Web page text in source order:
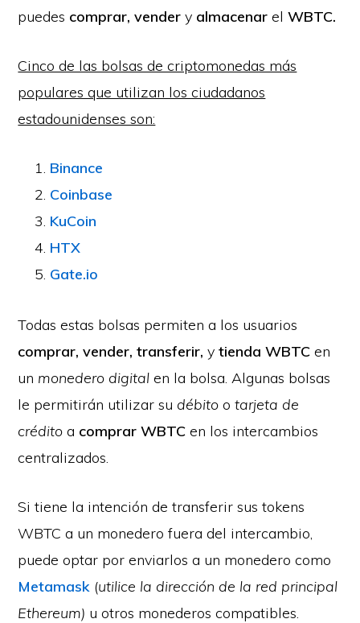
puedes comprar, vender y almacenar elWBTC.
Cinco de las bolsas de criptomonedas más
populares que utilizan los ciudadanos
estadounidenses son:
Binance
Coinbase
KuCoin
HTX
Gate.io
Todas estas bolsas permiten a los usuarios
comprar, vender, transferir, ytienda WBTCen
un monedero digital en la bolsa. Algunas bolsas
le permitirán utilizar su débito o tarjeta de
crédito a comprar WBTCen los intercambios
centralizados.
Si tiene la intención de transferir sus tokens
WBTC a un monedero fuera del intercambio,
puede optar por enviarlos a un monedero como
Metamask (utilice la dirección de la red principal
Ethereum) u otros monederos compatibles.